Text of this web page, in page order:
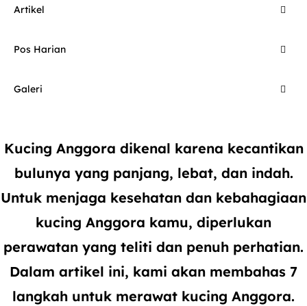
Artikel
Pos Harian
Galeri
Kucing Anggora dikenal karena kecantikan
bulunya yang panjang, lebat, dan indah.
Untuk menjaga kesehatan dan kebahagiaan
kucing Anggora kamu, diperlukan
perawatan yang teliti dan penuh perhatian.
Dalam artikel ini, kami akan membahas 7
langkah untuk merawat kucing Anggora.